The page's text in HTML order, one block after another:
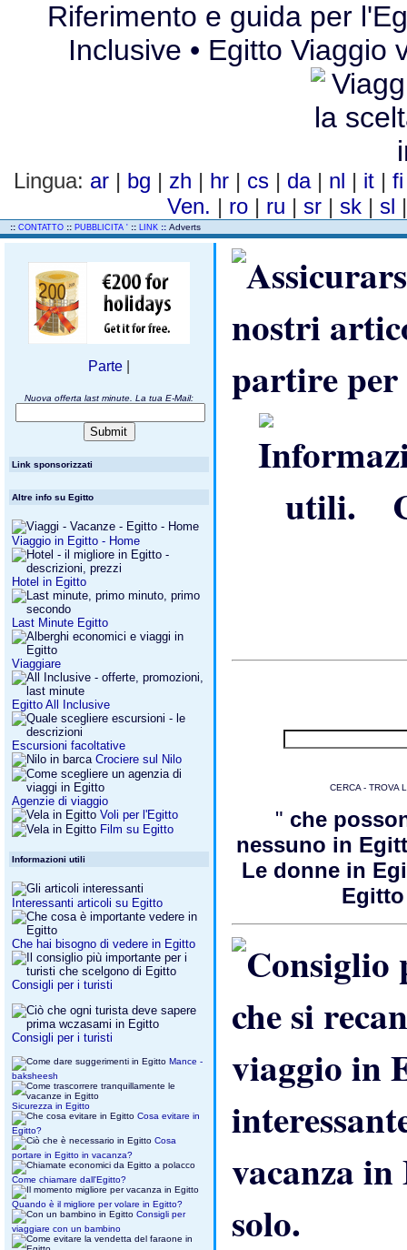
Riferimento e guida per
Inclusive • Egitto Viaggio
Lingua: ar | bg | zh | hr | cs | da | nl | it |
Ven. | ro | ru | sr | sk | sl
:: CONTATTO :: PUBBLICITA ' :: LINK :: Adverts
Parte
Nuova offerta last minute. La tua E-Mail:
Link sponsorizzati
Altre info su Egitto
Viaggio in Egitto - Home
Hotel in Egitto
Last Minute Egitto
Viaggiare
Egitto All Inclusive
Escursioni facoltative
Crociere sul Nilo
Agenzie di viaggio
Voli per l'Egitto
Film su Egitto
Informazioni utili
Interessanti articoli su Egitto
Che hai bisogno di vedere in Egitto
Consigli per i turisti
Consigli per i turisti
Mance -
baksheesh
Sicurezza in Egitto
Cosa evitare in
Egitto?
Cosa
portare in Egitto in vacanza?
Come chiamare dall'Egitto?
Quando è il migliore per volare in Egitto?
Consigli per
viaggiare con un bambino
CERCA - TROVA
" che
nessuno in
Le donne in
vacanza
solo.